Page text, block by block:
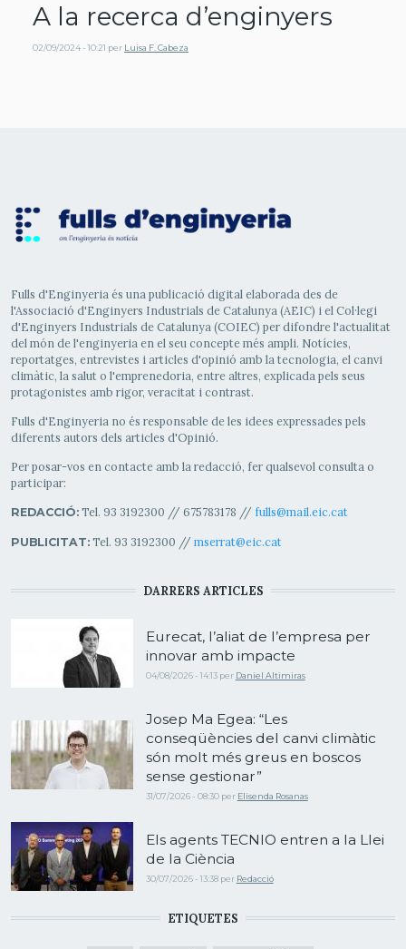
A la recerca d’enginyers
02/09/2024 - 10:21 per Luisa F. Cabeza
Fulls d'Enginyeria és una publicació digital elaborada des de
l'Associació d'Enginyers Industrials de Catalunya (AEIC) i el Col·legi
d'Enginyers Industrials de Catalunya (COIEC) per difondre l'actualitat
del món de l'enginyeria en el seu concepte més ampli. Notícies,
reportatges, entrevistes i articles d'opinió amb la tecnologia, el canvi
climàtic, la salut o l'emprenedoria, entre altres, explicada pels seus
protagonistes amb rigor, veracitat i contrast.
Fulls d'Enginyeria no és responsable de les idees expressades pels
diferents autors dels articles d'Opinió.
Per posar-vos en contacte amb la redacció, fer qualsevol consulta o
participar:
REDACCIÓ:Tel. 93 3192300 // 675783178 // fulls@mail.eic.cat
PUBLICITAT:Tel. 93 3192300 // mserrat@eic.cat
DARRERS ARTICLES
Eurecat, l’aliat de l’empresa per
innovar amb impacte
04/08/2026 - 14:13 per Daniel Altimiras
Josep Ma Egea: “Les
conseqüències del canvi climàtic
són molt més greus en boscos
sense gestionar”
31/07/2026 - 08:30 per Elisenda Rosanas
Els agents TECNIO entren a la Llei
de la Ciència
30/07/2026 - 13:38 per Redacció
ETIQUETES